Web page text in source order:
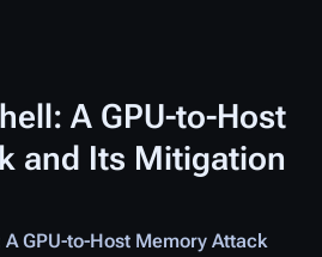
A GPU-to-Host
and Its Mitigation
GPU-to-Host Memory Attack